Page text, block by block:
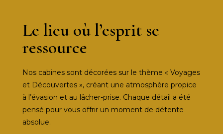
Le lieu où l’esprit se
ressource
Nos cabines sont décorées sur le thème « Voyages
et Découvertes », créant une atmosphère propice
à l’évasion et au lâcher-prise. Chaque détail a été
pensé pour vous offrir un moment de détente
absolue.